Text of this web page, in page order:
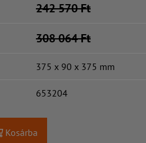
242 570Ft
308 064Ft
375 x 90 x 375 mm
653204
Kosárba